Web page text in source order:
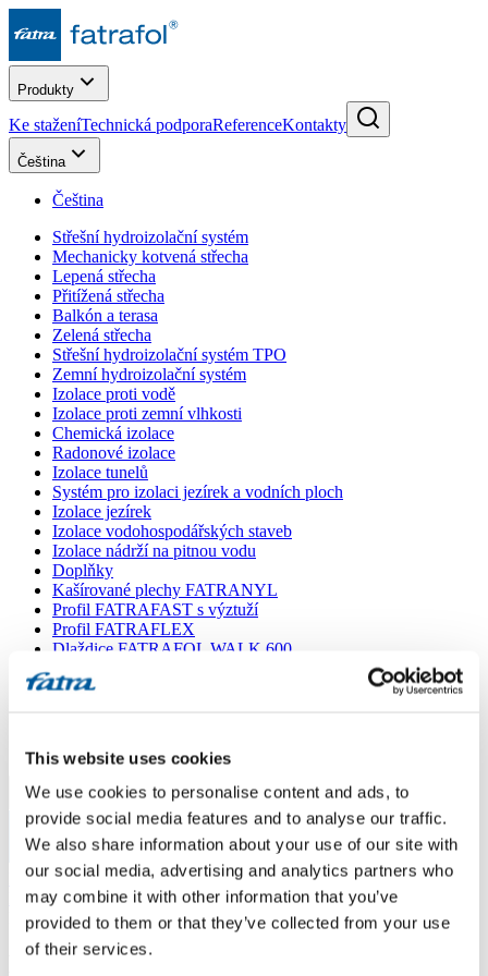
This website uses cookies
We use cookies to personalise content and ads, to
provide social media features and to analyse our traffic.
We also share information about your use of our site with
our social media, advertising and analytics partners who
may combine it with other information that you’ve
provided to them or that they’ve collected from your use
of their services.
Produkty
Ke staženíTechnická podporaReferenceKontakty
Čeština
Čeština
Střešní hydroizolační systém
Mechanicky kotvená střecha
Lepená střecha
Přitížená střecha
Balkón a terasa
Zelená střecha
Střešní hydroizolační systém TPO
Zemní hydroizolační systém
Izolace proti vodě
Izolace proti zemní vlhkosti
Chemická izolace
Radonové izolace
Izolace tunelů
Systém pro izolaci jezírek a vodních ploch
Izolace jezírek
Izolace vodohospodářských staveb
Izolace nádrží na pitnou vodu
Doplňky
Kašírované plechy FATRANYL
Profil FATRAFAST s výztuží
Profil FATRAFLEX
Dlaždice FATRAFOL WALK 600
Ochranná geotextilie
Menu
Domů /
Poradna/
Dotaz 216
Dotaz 216